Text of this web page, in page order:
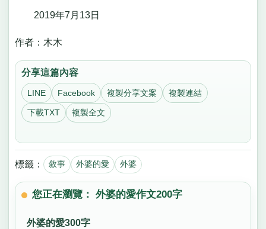
2019年7月13日
作者：木木
分享這篇內容
LINE Facebook 複製分享文案 複製連結
下載TXT 複製全文
標籤： 敘事 外婆的愛 外婆
您正在瀏覽： 外婆的愛作文200字
外婆的愛300字